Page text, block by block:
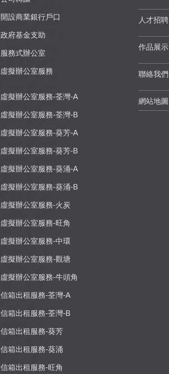
開設商業銀行戶口
政府基金支助
服務式辦公室
虛擬辦公室服務
虛擬辦公室服務-荃灣-A
虛擬辦公室服務-荃灣-B
虛擬辦公室服務-葵芳-A
虛擬辦公室服務-葵芳-B
虛擬辦公室服務-葵涌-A
虛擬辦公室服務-葵涌-B
虛擬辦公室服務-火炭
虛擬辦公室服務-旺角
虛擬辦公室服務-中環
虛擬辦公室服務-觀塘
虛擬辦公室服務-牛頭角
信箱出租服務-荃灣-A
信箱出租服務-荃灣-B
信箱出租服務-葵芳
信箱出租服務-葵涌
信箱出租服務-旺角
人才招聘
作品展示
聯絡我們
網站地圖